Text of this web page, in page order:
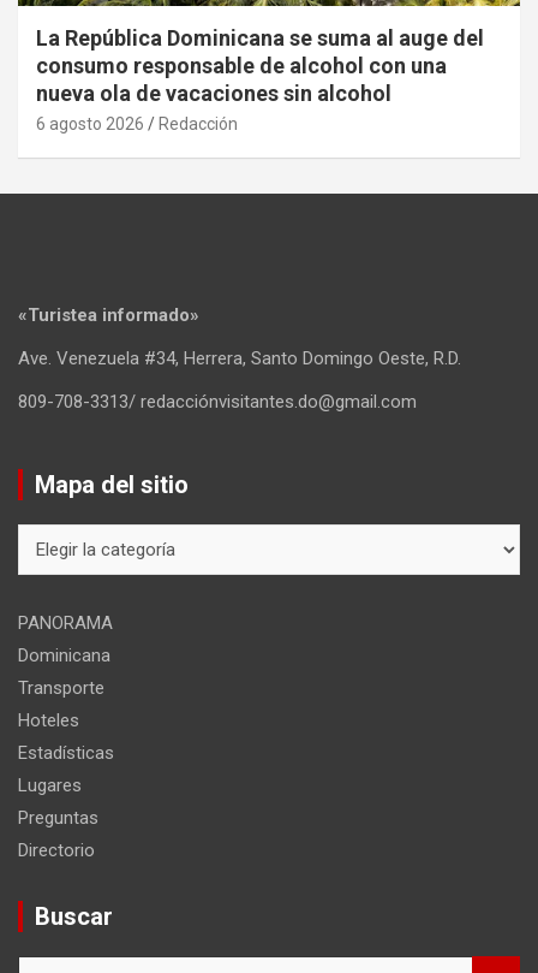
La República Dominicana se suma al auge del
consumo responsable de alcohol con una
nueva ola de vacaciones sin alcohol
6 agosto 2026 Redacción
«Turistea informado»
Ave. Venezuela #34, Herrera, Santo Domingo Oeste, R.D.
809-708-3313/ redacciónvisitantes.do@gmail.com
Mapa del sitio
del
PANORAMA
Dominicana
Transporte
Hoteles
Estadísticas
Lugares
Preguntas
Directorio
Buscar